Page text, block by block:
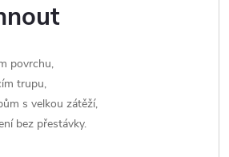
povrchu,
trupu,
s velkou zátěží,
bez přestávky.